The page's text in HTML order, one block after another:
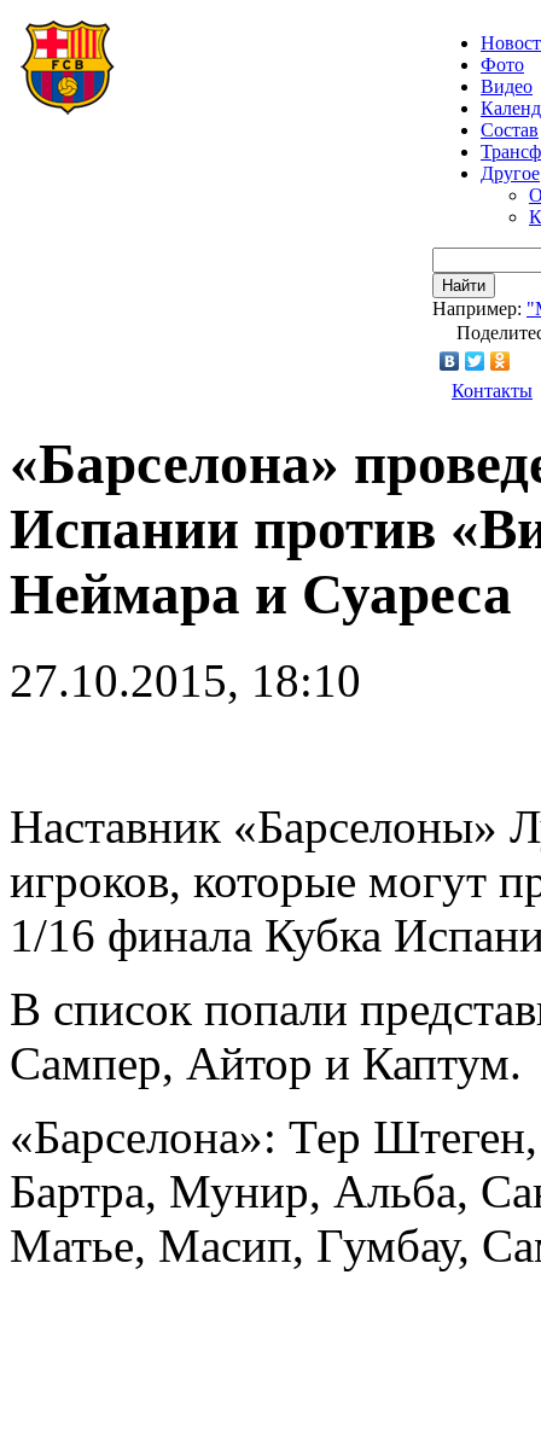
Фото
Видео
Состав
Другое
Найти
Например:
Контакты
«Барселона»
Испании против
Неймара и Суареса
27.10.2015, 18:10
Наставник «Барселоны»
игроков, которые могут
1/16 финала Кубка
В список попали
Сампер, Айтор и Каптум.
«Барселона»: Тер
Бартра, Мунир, Альба,
Матье, Масип, Гумбау,